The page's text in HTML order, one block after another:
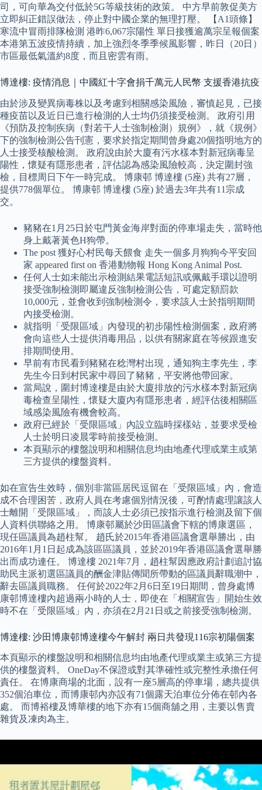
司，可向華為交付低於5G等級技術的政策。 中方早前敦促美方
立即糾正錯誤做法，停止對中國企業的無理打壓。 【A1頭條】
寒流中冒雨排隊檢測 港昨6,067宗陽性 單日接獲逾萬宗呈報個案
本港第五波疫情持續，加上強烈冬季季候風影響，昨日（20日）
市區最低氣溫約8度，而且密雲有雨。
博達樓: 疫情消息｜中國紅十字會捐千萬元人民幣 支援香港抗疫
由於涉及變異病毒株以及考慮到相關感染風險，審慎起見，已接
種疫苗以及近日已進行檢測的人士均仍須接受檢測。 政府引用
《預防及控制疾病（對若干人士強制檢測）規例》，就《規例》
下的強制檢測公告刊憲，要求於指定期間曾身處20個指明地方的
人士接受核酸檢測。 政府說由於大廈有污水樣本對新冠病毒呈
陽性，懷疑有隱形患者，評估認為感染風險較高，決定圍封強
檢，目標周日下午一時完成。 博康邨 博達樓 (5座) 共有27層，
提供778個單位。 博康邨 博達樓 (5座) 於過去3年共有11宗成
交。
豬豬在1月25日於屯門黃金海岸對面的停車場走失，當時他
身上戴著黃色H狗帶。
The post 獲好心村民每天餵食 走失一個多月狗狗今平安回
家 appeared first on 香港動物報 Hong Kong Animal Post.
任何人士如未能出示檢測結果電話短訊或佩戴手環以證明
接受強制檢測即屬違反強制檢測公告，可處定額罰款
10,000元，並會收到強制檢測令，要求該人士於指明期間
內接受檢測。
就指明「受限區域」內發現的初步陽性檢測個案，政府將
會向這些人士提供消毒用品，以供有關家庭在等候跟進安
排期間使用。
早前有市民看到豬豬在稔灣村出現，通知狗主李先生，李
先生今日到村民家中尋回了豬豬，平安將他帶回家。
當局說，圍封博達樓是由於大廈排放的污水樣本對新冠病
毒檢查呈陽性，懷疑大廈內有隱形患者，經評估後相關區
域感染風險有機會較高。
政府已經於「受限區域」內設立臨時採樣站，並要求受檢
人士於明日凌晨零時前接受檢測。
本頁顯示的樓盤說明和相關信息均由地產代理或業主或第
三方提供的樓盤資料。
如在宣告生效時，個別非當區居民逗留在「受限區域」內，會造
成不合理困苦，政府人員在考慮個別情況後，可酌情處理讓該人
士離開「受限區域」，而該人士必須已按指示進行檢測及留下個
人資料供聯絡之用。 博康邨屬於沙田區議會下轄的博康選區，
現任區議員為趙柱幫。 趙氏於2015年香港區議會選舉勝出，由
2016年1月1日起成為該區區議員，並於2019年香港區議會選舉勝
出而成功連任。 博達樓 2021年7月，趙柱幫因應政府計劃追討協
助民主派初選區議員的酬金津貼傳聞所帶動的區議員辭職潮中，
辭去區議員職務。 任何於2022年2月6日至19日期間，曾身處博
康邨博達樓內超過兩小時的人士，即使在「相關宣告」開始生效
時不在「受限區域」內，亦須在2月21日或之前接受強制檢測。
博達樓: 沙田博康邨博達樓今午解封 兩日共發現116宗初陽個案
本頁顯示的樓盤說明和相關信息均由地產代理或業主或第三方提
供的樓盤資料。 OneDay不保證或對其準確性或完整性承擔任何
責任。 在博康商場的北面，設有一座5層高的停車場，總共提供
352個泊車位，而博康邨內亦設有71個露天泊車位分佈在邨內各
處。 而博裕樓及博華樓的地下亦有15個商舖之用，主要以售賣
雜貨及凍肉為主。